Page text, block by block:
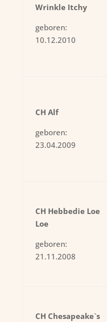
Wrinkle Itchy
geboren:
10.12.2010
CH Alf
geboren:
23.04.2009
CH Hebbedie Loe
Loe
geboren:
21.11.2008
CH Chesapeake`s